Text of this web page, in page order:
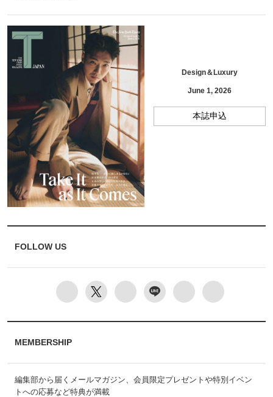
Design＆Luxury
June 1, 2026
本誌申込
FOLLOW US
MEMBERSHIP
編集部から届くメールマガジン、会員限定プレゼントや特別イベン
トへの応募など特典が満載